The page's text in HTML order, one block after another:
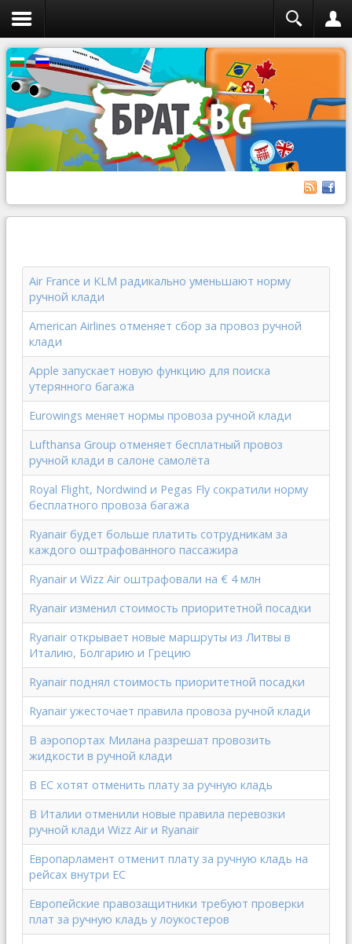
Air France и KLM радикально уменьшают норму
ручной клади
American Airlines отменяет сбор за провоз ручной
клади
Apple запускает новую функцию для поиска
утерянного багажа
Eurowings меняет нормы провоза ручной клади
Lufthansa Group отменяет бесплатный провоз
ручной клади в салоне самолёта
Royal Flight, Nordwind и Pegas Fly сократили норму
бесплатного провоза багажа
Ryanair будет больше платить сотрудникам за
каждого оштрафованного пассажира
Ryanair и Wizz Air оштрафовали на € 4 млн
Ryanair изменил стоимость приоритетной посадки
Ryanair открывает новые маршруты из Литвы в
Италию, Болгарию и Грецию
Ryanair поднял стоимость приоритетной посадки
Ryanair ужесточает правила провоза ручной клади
В аэропортах Милана разрешат провозить
жидкости в ручной клади
В ЕС хотят отменить плату за ручную кладь
В Италии отменили новые правила перевозки
ручной клади Wizz Air и Ryanair
Европарламент отменит плату за ручную кладь на
рейсах внутри ЕС
Европейские правозащитники требуют проверки
плат за ручную кладь у лоукостеров